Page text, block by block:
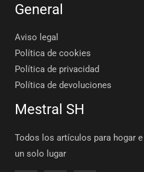
General
Aviso legal
Política de cookies
Política de privacidad
Política de devoluciones
Mestral SH
Todos los artículos para hogar
un solo lugar